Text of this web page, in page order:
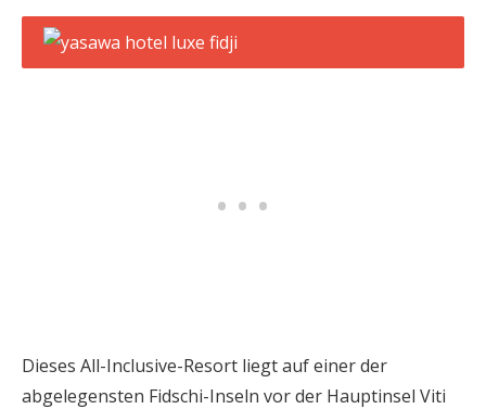
Dieses All-Inclusive-Resort liegt auf einer der
abgelegensten Fidschi-Inseln vor der Hauptinsel Viti